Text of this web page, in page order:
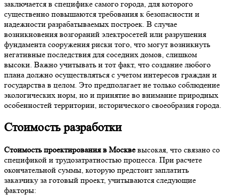
заключается в специфике самого города, для которого
существенно повышаются требования к безопасности и
надежности разрабатываемых построек. В случае
возникновения возгораний электросетей или разрушения
фундамента сооружения риски того, что могут возникнуть
негативные последствия для соседних домов, слишком
высоки. Важно учитывать и тот факт, что создание любого
плана должно осуществляться с учетом интересов граждан и
государства в целом. Это предполагает не только соблюдение
экологических норм, но и принятие во внимание природных
особенностей территории, исторического своеобразия города.
Стоимость разработки
Стоимость проектирования в Москвевысокая, что связано со
спецификой и трудозатратностью процесса. При расчете
окончательной суммы, которую предстоит заплатить
заказчику за готовый проект, учитываются следующие
факторы: